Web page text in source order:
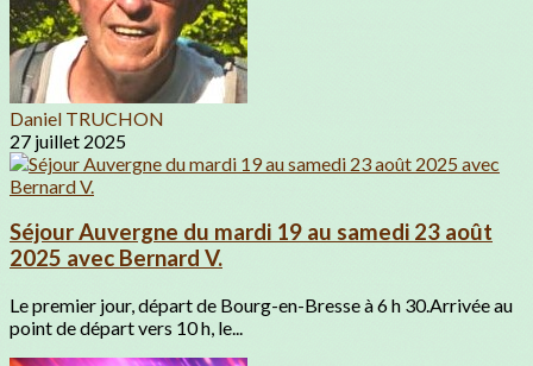
Daniel TRUCHON
27 juillet 2025
Séjour Auvergne du mardi 19 au samedi 23 août
2025 avec Bernard V.
Le premier jour, départ de Bourg-en-Bresse à 6 h 30.Arrivée au
point de départ vers 10 h, le...